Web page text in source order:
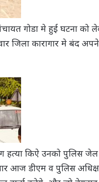
गोडा मे हुई घटना को
जिला कारागार मे बंद अपने
हत्या किऐ उनको पुलिस
आज डीएम व पुलिस